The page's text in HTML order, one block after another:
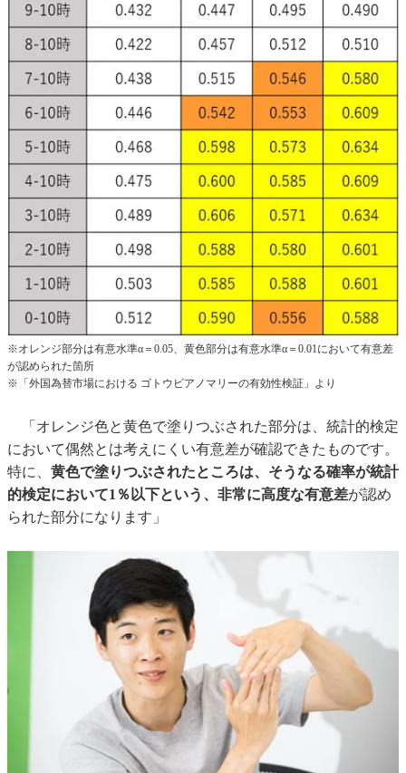
※オレンジ部分は有意水準α＝0.05、黄色部分は有意水準α＝0.01において有意差
が認められた箇所
※「外国為替市場における ゴトウビアノマリーの有効性検証」より
「オレンジ色と黄色で塗りつぶされた部分は、統計的検定
において偶然とは考えにくい有意差が確認できたものです。
特に、 黄色で塗りつぶされたところは、そうなる確率が統計
的検定において1％以下という、非常に高度な有意差が認め
られた部分になります」